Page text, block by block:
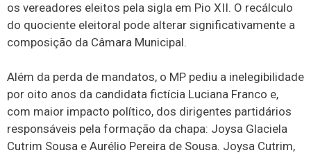
os vereadores eleitos pela sigla em Pio XII. O recálculo
do quociente eleitoral pode alterar significativamente a
composição da Câmara Municipal.
Além da perda de mandatos, o MP pediu a inelegibilidade
por oito anos da candidata fictícia Luciana Franco e,
com maior impacto político, dos dirigentes partidários
responsáveis pela formação da chapa: Joysa Glaciela
Cutrim Sousa e Aurélio Pereira de Sousa. Joysa Cutrim,